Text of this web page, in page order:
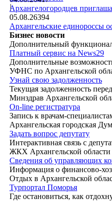
|Архангелогородцев
05.08.26394
Архангельские единороссы
Бизнес новости
Дополнительный
Платный сервис на News29
Дополнительные
УФНС по Архангельской
Узнай свою задолженность
Текущая задолженность
Минздрав Архангельской
On-line регистратура
Запись к врачам-
Архангельская городская
Задать вопрос депутату
Интерактивная связь с
ЖКХ Архангельской области
Сведения об управляющих
Информация о финансово-
Отдых в Архангельской
Турпортал Поморья
Где остановиться, как